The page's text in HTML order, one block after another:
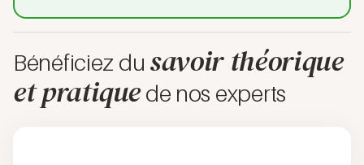
Bénéficiez du savoir théorique
et pratiquede nos experts